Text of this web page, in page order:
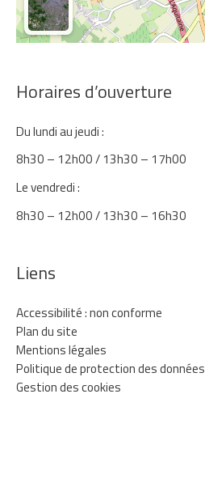
Horaires d’ouverture
Du lundi au jeudi :
8h30 – 12h00 / 13h30 – 17h00
Le vendredi :
8h30 – 12h00 / 13h30 – 16h30
Liens
Accessibilité : non conforme
Plan du site
Mentions légales
Politique de protection des données
Gestion des cookies